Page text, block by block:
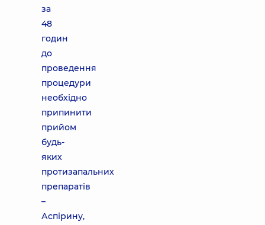
за
48
годин
до
проведення
процедури
необхідно
припинити
прийом
будь-
яких
протизапальних
препаратів
–
Аспірину,